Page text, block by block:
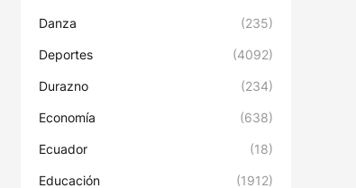
Danza (235)
Deportes (4092)
Durazno (234)
Economía (638)
Ecuador (18)
Educación (1912)